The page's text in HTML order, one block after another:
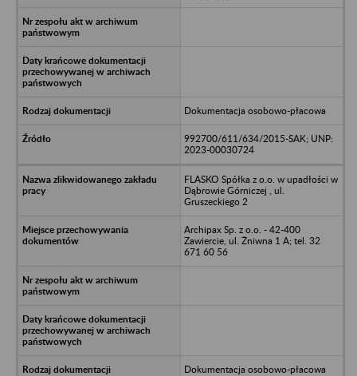
Dokumentacja osobowo-płacowa
992700/611/634/2015-SAK; UNP:
2023-00030724
FLASKO Spółka z o.o. w upadłości w
Dąbrowie Górniczej , ul.
Gruszeckiego 2
Archipax Sp. z o.o. - 42-400
Zawiercie, ul. Żniwna 1 A; tel. 32
671 60 56
Dokumentacja osobowo-płacowa